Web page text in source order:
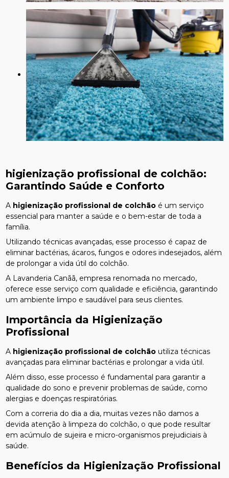
higienização profissional de colchão:
Garantindo Saúde e Conforto
A higienização profissional de colchão é um serviço
essencial para manter a saúde e o bem-estar de toda a
família.
Utilizando técnicas avançadas, esse processo é capaz de
eliminar bactérias, ácaros, fungos e odores indesejados, além
de prolongar a vida útil do colchão.
A Lavanderia Canãã, empresa renomada no mercado,
oferece esse serviço com qualidade e eficiência, garantindo
um ambiente limpo e saudável para seus clientes.
Importância da Higienização
Profissional
A higienização profissional de colchão utiliza técnicas
avançadas para eliminar bactérias e prolongar a vida útil.
Além disso, esse processo é fundamental para garantir a
qualidade do sono e prevenir problemas de saúde, como
alergias e doenças respiratórias.
Com a correria do dia a dia, muitas vezes não damos a
devida atenção à limpeza do colchão, o que pode resultar
em acúmulo de sujeira e micro-organismos prejudiciais à
saúde.
Benefícios da Higienização Profissional